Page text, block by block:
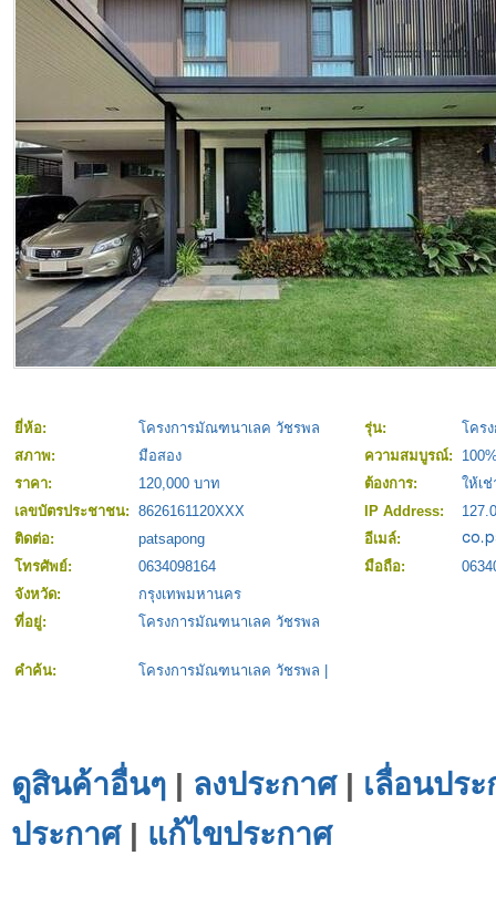
ยี่ห้อ: โครงการมัณฑนาเลค วัชรพล รุ่น:
โคร
สภาพ:
มือสอง ความสมบูรณ์:
ราคา:
120,000 บาท ต้องการ:
ให้เช่
เลขบัตรประชาชน: 8626161120XXX IP Address:
ติดต่อ:
patsapong
อีเมล์:
โทรศัพย์:
0634098164 มือถือ:
จังหวัด:
กรุงเทพมหานคร
ที่อยู่:
โครงการมัณฑนาเลค วัชรพล
คำค้น: โครงการมัณฑนาเลค วัชรพล
ดูสินค้าอื่นๆ | ลงประกาศ| เลื่อนปร
ประกาศ| แก้ไขประกาศ